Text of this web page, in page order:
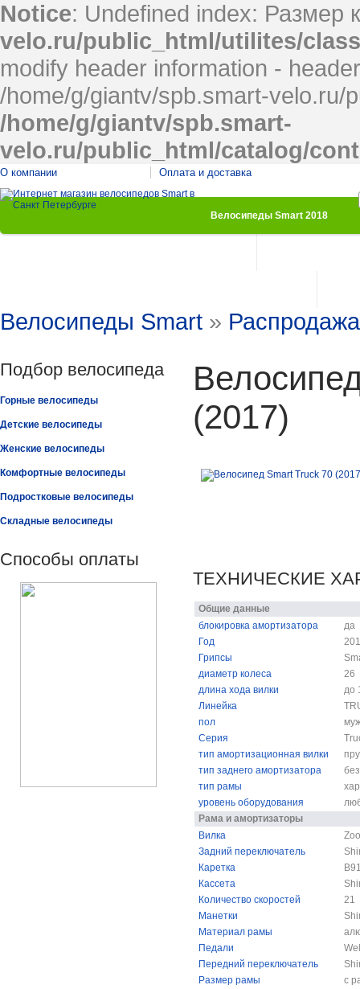
Notice: Undefined index: Размер
velo.ru/public_html/utilites/
modify header information -
/home/g/giantv/spb.smart-velo.ru/
/home/g/giantv/spb.smart-
velo.ru/public_html/catalog/
О компании Оплата и доставка
Велосипеды Smart 2018
Велосипеды Smart »
Подбор велосипеда
Горные велосипеды
Детские велосипеды
Женские велосипеды
Комфортные велосипеды
Подростковые велосипеды
Складные велосипеды
Способы оплаты
(2017)
ТЕХНИЧЕСКИЕ
Общие данные
блокировка амортизатора
да
Год
Грипсы
диаметр колеса
26
длина хода вилки
до
Линейка
пол
Серия
тип амортизационная вилки
тип заднего амортизатора
тип рамы
уровень оборудования
Рама и амортизаторы
Вилка
Задний переключатель
Каретка
Кассета
Количество скоростей
21
Манетки
Материал рамы
Педали
Передний переключатель
Размер рамы
с